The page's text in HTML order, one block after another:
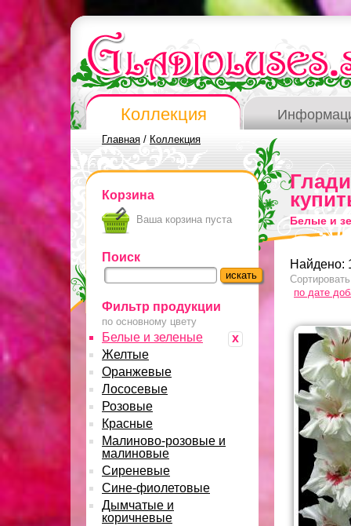
Коллекция
Главная / Коллекция
Корзина
Ваша корзина пуста
Поиск
Фильтр продукции
по основному цвету
x
Белые и зеленые
Желтые
Оранжевые
Лососевые
Розовые
Красные
Малиново-розовые и
малиновые
Сиреневые
Сине-фиолетовые
Дымчатые и
коричневые
Белые и
Найдено:
по дате